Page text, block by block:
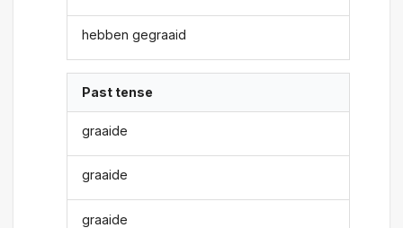
hebben gegraaid
Past tense
graaide
graaide
graaide